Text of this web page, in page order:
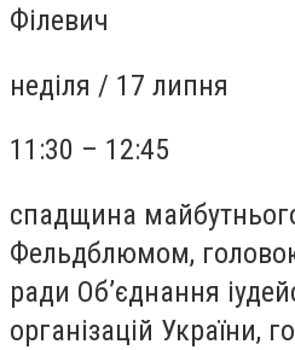
Філевич
неділя / 17 липня
11:30 – 12:45
спадщина
Фельдблюмом,
ради Об’єднання
організацій України,